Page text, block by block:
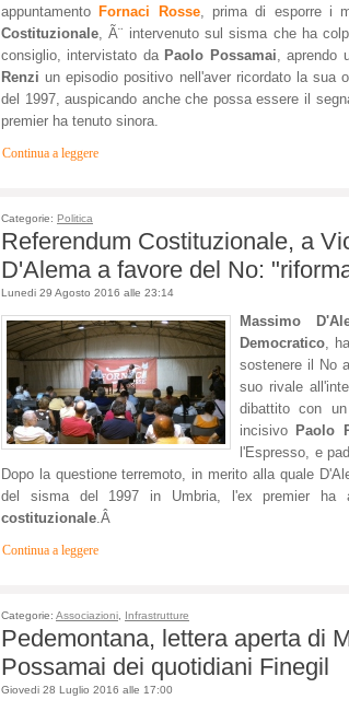
appuntamento Fornaci Rosse, prima di esporre i
Costituzionale, Ã¨ intervenuto sul sisma che ha
consiglio, intervistato da Paolo Possamai, aprendo
Renzi un episodio positivo nell'aver ricordato la sua
del 1997, auspicando anche che possa essere il
premier ha tenuto sinora.
Continua a leggere
Categorie: Politica
Referendum Costituzionale, a
D'Alema a favore del No:
Lunedi 29 Agosto 2016 alle 23:14
Massimo
Democratico,
sostenere il No
suo rivale
dibattito con
incisivo Paolo
l'Espresso, e
Dopo la questione terremoto, in merito alla quale
del sisma del 1997 in Umbria, l'ex premier
costituzionale.Â
Continua a leggere
Categorie: Associazioni, Infrastrutture
Pedemontana, lettera aperta di
Possamai dei quotidiani Finegil
Giovedi 28 Luglio 2016 alle 17:00